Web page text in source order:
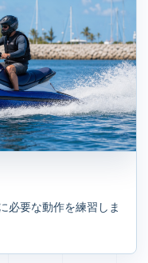
必要な動作を練習しま